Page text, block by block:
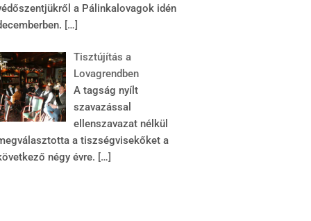
a Pálinkalovagok idén
[…]
Tisztújítás a
Lovagrendben
A tagság nyílt
szavazással
ellenszavazat nélkül
a tiszségvisekőket a
négy évre. […]